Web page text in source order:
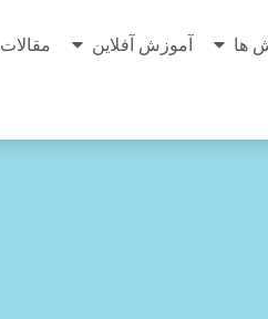
ها آموزش آفلاین مقالات